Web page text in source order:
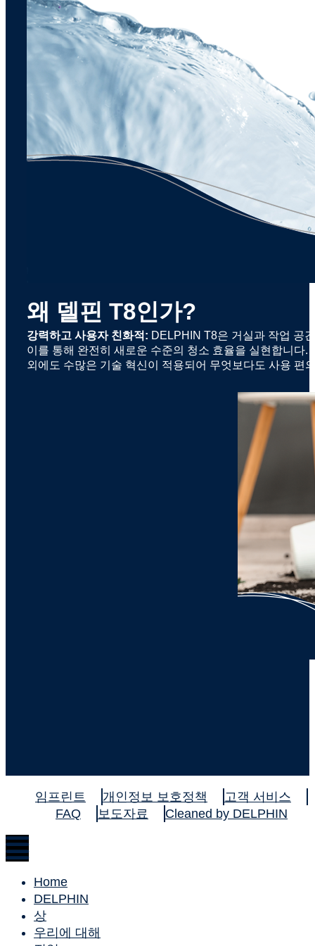
왜 델핀 T8인가?
강력하고 사용자 친화적: DELPHIN T8은 거실과 작업 공
이를 통해 완전히 새로운 수준의 청소 효율을 실현합니
외에도 수많은 기술 혁신이 적용되어 무엇보다도 사용 편
임프린트 개인정보 보호정책
고객 서비스
FAQ
보도자료 Cleaned by DELPHIN
Home
DELPHIN
상
우리에 대해